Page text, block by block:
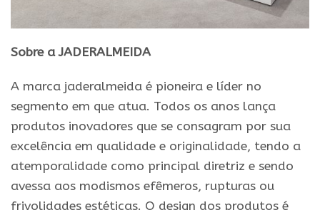
Sobre a JADERALMEIDA
A marca jaderalmeida é pioneira e líder no
segmento em que atua. Todos os anos lança
produtos inovadores que se consagram por sua
excelência em qualidade e originalidade, tendo a
atemporalidade como principal diretriz e sendo
avessa aos modismos efêmeros, rupturas ou
frivolidades estéticas. O design dos produtos é